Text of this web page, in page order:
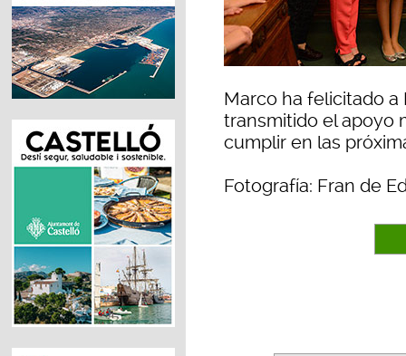
Marco ha felicitado a
transmitido el apoyo
cumplir en las
Fotografía: Fran de